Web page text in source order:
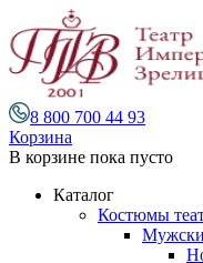
8 800 700 44 93
Корзина
В корзине пока пусто
Каталог
Костюмы